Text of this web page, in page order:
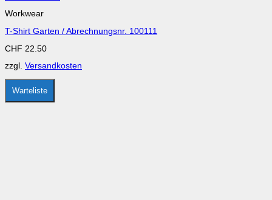
weist
Varianten
Die
können
auf
der
Produktseite
gewählt
Workwear
T-Shirt Garten / Abrechnungsnr. 100111
CHF 22.50
zzgl. Versandkosten
Warteliste